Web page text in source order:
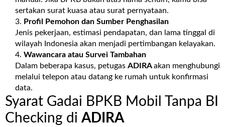
sertakan surat kuasa atau surat pernyataan.
Profil Pemohon dan Sumber Penghasilan
Jenis pekerjaan, estimasi pendapatan, dan lama tinggal di
wilayah Indonesia akan menjadi pertimbangan kelayakan.
Wawancara atau Survei Tambahan
Dalam beberapa kasus, petugas ADIRAakan menghubungi
melalui telepon atau datang ke rumah untuk konfirmasi
data.
Syarat Gadai BPKB Mobil Tanpa BI
Checking di ADIRA